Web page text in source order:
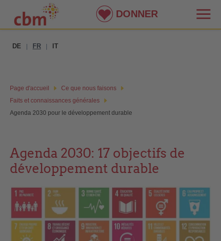
DE FR IT
Page d'accueil
Ce que nous faisons
Faits et connaissances générales
Agenda 2030 pour le développement durable
Agenda 2030: 17 objectifs de
développement durable
DONNER